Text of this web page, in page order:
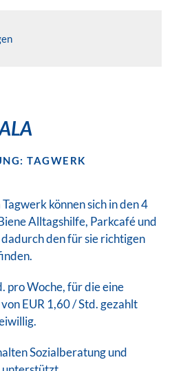
TAGWERK
können sich in den 4
Alltagshilfe, Parkcafé und
den für sie richtigen
pro Woche, für die eine
EUR 1,60 / Std. gezahlt
Sozialberatung und